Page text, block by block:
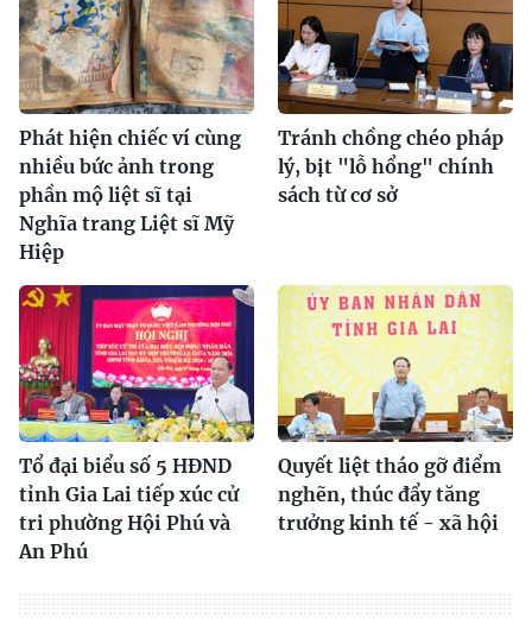
Phát hiện chiếc ví cùng
nhiều bức ảnh trong
phần mộ liệt sĩ tại
Nghĩa trang Liệt sĩ Mỹ
Hiệp
Tránh chồng chéo pháp
lý, bịt "lỗ hổng" chính
sách từ cơ sở
Tổ đại biểu số 5 HĐND
tỉnh Gia Lai tiếp xúc cử
tri phường Hội Phú và
An Phú
Quyết liệt tháo gỡ điểm
nghẽn, thúc đẩy tăng
trưởng kinh tế - xã hội